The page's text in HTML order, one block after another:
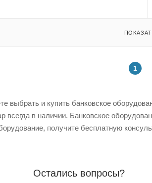
1
выбрать и купить банковское
всегда в наличии. Банковское
получите бесплатную
Остались вопросы?